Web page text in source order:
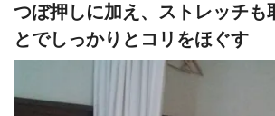
つぼ押しに加え、ストレッチも
とでしっかりとコリをほぐす